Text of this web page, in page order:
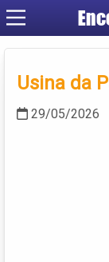
Usina da
29/05/2026